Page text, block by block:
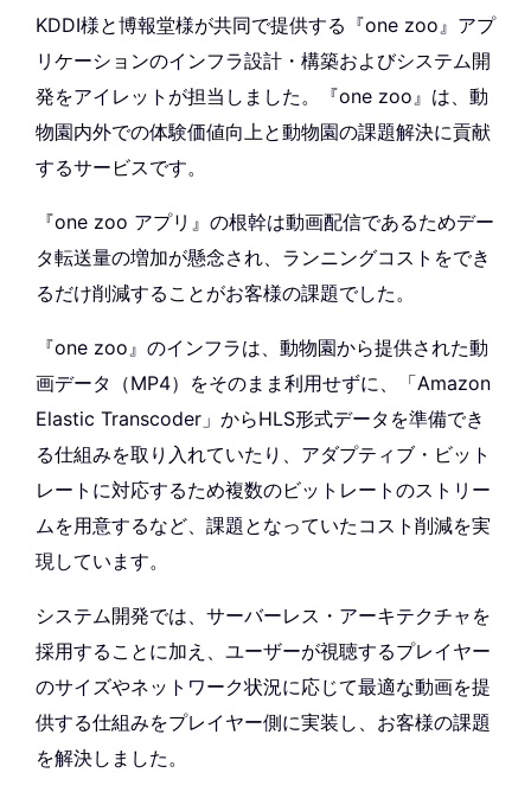
KDDI様と博報堂様が共同で提供する『one zoo』アプ
リケーションのインフラ設計・構築およびシステム開
発をアイレットが担当しました。『one zoo』は、動
物園内外での体験価値向上と動物園の課題解決に貢献
するサービスです。
『one zoo アプリ』の根幹は動画配信であるためデー
タ転送量の増加が懸念され、ランニングコストをでき
るだけ削減することがお客様の課題でした。
『one zoo』のインフラは、動物園から提供された動
画データ（MP4）をそのまま利用せずに、「Amazon
Elastic Transcoder」からHLS形式データを準備でき
る仕組みを取り入れていたり、アダプティブ・ビット
レートに対応するため複数のビットレートのストリー
ムを用意するなど、課題となっていたコスト削減を実
現しています。
システム開発では、サーバーレス・アーキテクチャを
採用することに加え、ユーザーが視聴するプレイヤー
のサイズやネットワーク状況に応じて最適な動画を提
供する仕組みをプレイヤー側に実装し、お客様の課題
を解決しました。